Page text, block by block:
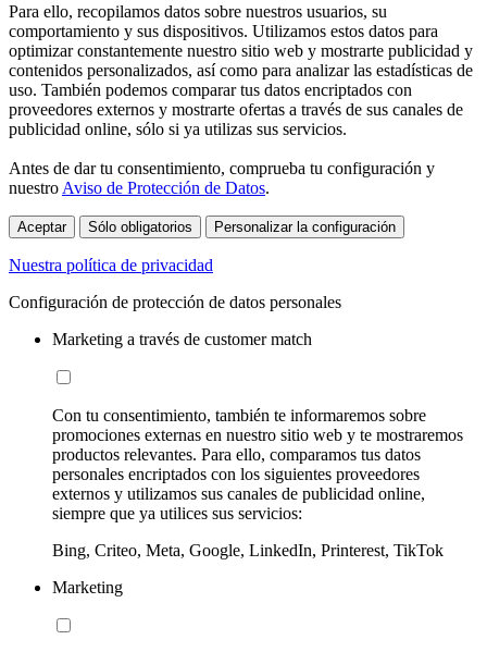
Para ello, recopilamos datos sobre nuestros usuarios, su
comportamiento y sus dispositivos. Utilizamos estos datos para
optimizar constantemente nuestro sitio web y mostrarte publicidad y
contenidos personalizados, así como para analizar las estadísticas de
uso. También podemos comparar tus datos encriptados con
proveedores externos y mostrarte ofertas a través de sus canales de
publicidad online, sólo si ya utilizas sus servicios.
Antes de dar tu consentimiento, comprueba tu configuración y
nuestro Aviso de Protección de Datos.
Aceptar Sólo obligatorios Personalizar la configuración
Nuestra política de privacidad
Configuración de protección de datos personales
Marketing a través de customer match
Con tu consentimiento, también te informaremos sobre
promociones externas en nuestro sitio web y te mostraremos
productos relevantes. Para ello, comparamos tus datos
personales encriptados con los siguientes proveedores
externos y utilizamos sus canales de publicidad online,
siempre que ya utilices sus servicios:
Bing, Criteo, Meta, Google, LinkedIn, Printerest, TikTok
Marketing